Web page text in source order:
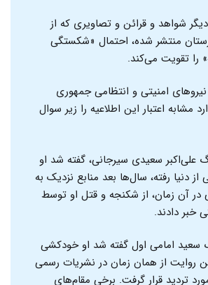
شواهد و قرائن و تصاویری که از
منتشر شده، احتمال «شکستگی
را تقویت می‌کند.
امنیتی و انتظامی جمهوری
مشابه اعتبار این اطلاعیه را زیر سوال
علی‌اکبر سعیدی سیرجانی، گفته شد او
دنیا رفته، سال‌ها بعد منابع نزدیک به
در آن زمان، از شکنجه و قتل او توسط
خبر دادند.
سعید امامی اول گفته شد او خودکشی
روایت از همان زمان در نشریات رسمی
تردید قرار گرفت. برخی مقام‌های